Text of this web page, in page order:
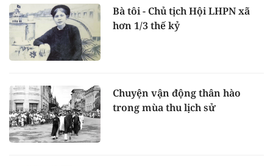
Bà tôi - Chủ tịch Hội LHPN xã
hơn 1/3 thế kỷ
Chuyện vận động thân hào
trong mùa thu lịch sử